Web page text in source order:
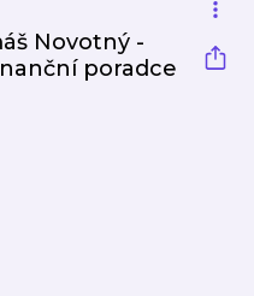
Novotný -
poradce